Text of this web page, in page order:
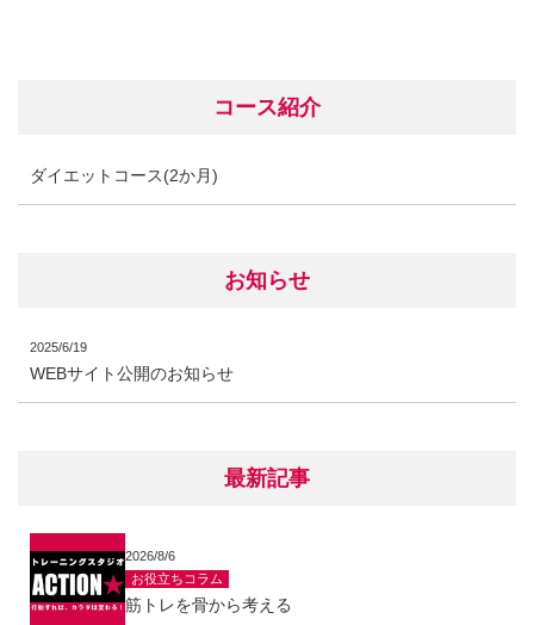
コース紹介
ダイエットコース(2か月)
お知らせ
2025/6/19
WEBサイト公開のお知らせ
最新記事
2026/8/6
お役立ちコラム
筋トレを骨から考える